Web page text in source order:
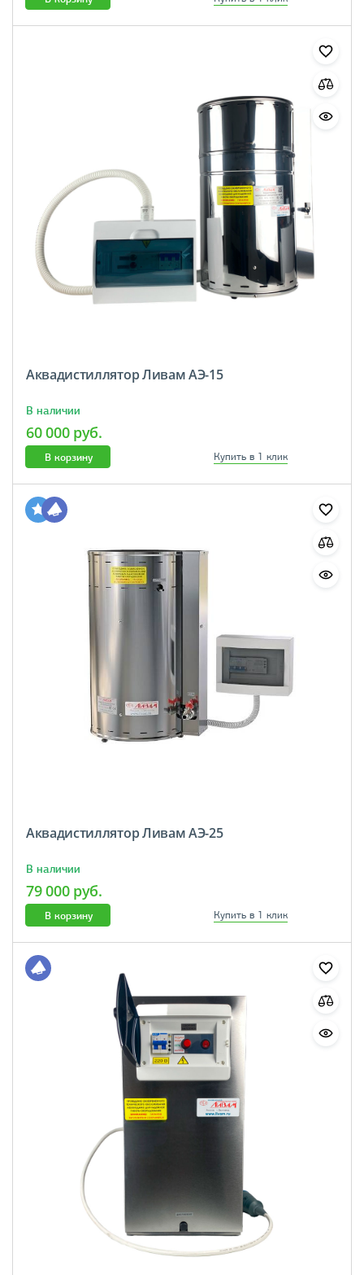
Аквадистиллятор Ливам АЭ-15
В наличии
60 000 руб.
В корзину Купить в 1 клик
Аквадистиллятор Ливам АЭ-25
В наличии
79 000 руб.
В корзину Купить в 1 клик